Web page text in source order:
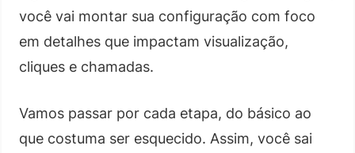
você vai montar sua configuração com foco
em detalhes que impactam visualização,
cliques e chamadas.
Vamos passar por cada etapa, do básico ao
que costuma ser esquecido. Assim, você sai